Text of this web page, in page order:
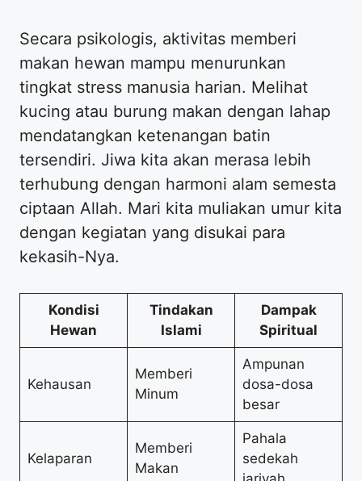
Secara psikologis, aktivitas memberi
makan hewan mampu menurunkan
tingkat stress manusia harian. Melihat
kucing atau burung makan dengan lahap
mendatangkan ketenangan batin
tersendiri. Jiwa kita akan merasa lebih
terhubung dengan harmoni alam semesta
ciptaan Allah. Mari kita muliakan umur kita
dengan kegiatan yang disukai para
kekasih-Nya.
Kondisi
Hewan
Tindakan
Islami
Dampak
Spiritual
Kehausan
Memberi
Minum
Ampunan
dosa-dosa
besar
Kelaparan
Memberi
Makan
Pahala
sedekah